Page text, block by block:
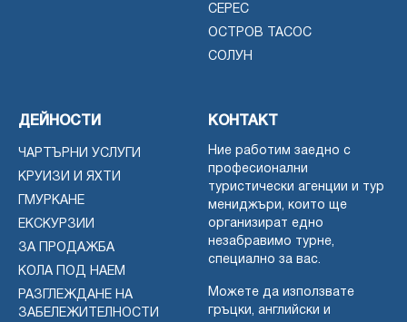
СЕРЕС
ОСТРОВ ТАСОС
СОЛУН
ДЕЙНОСТИ
ЧАРТЪРНИ УСЛУГИ
КРУИЗИ И ЯХТИ
ГМУРКАНЕ
ЕКСКУРЗИИ
ЗА ПРОДАЖБА
КОЛА ПОД НАЕМ
РАЗГЛЕЖДАНЕ НА
ЗАБЕЛЕЖИТЕЛНОСТИ
КОНТАКТ
Ние работим заедно с
професионални
туристически агенции и тур
мениджъри, които ще
организират едно
незабравимо турне,
специално за вас.
Можете да използвате
гръцки, английски и